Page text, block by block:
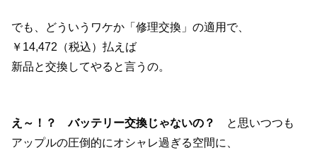
でも、どういうワケか「修理交換」の適用で、
￥14,472（税込）払えば
新品と交換してやると言うの。
え～！？ バッテリー交換じゃないの？
と思いつつも
アップルの圧倒的にオシャレ過ぎる空間に、